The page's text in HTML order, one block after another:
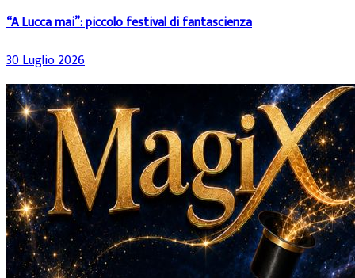
“A Lucca mai”: piccolo festival di fantascienza
30 Luglio 2026